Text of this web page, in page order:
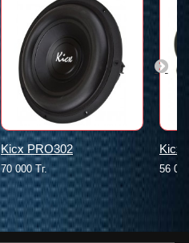
Kicx PRO302
70 000 Тг.
Kicx
56